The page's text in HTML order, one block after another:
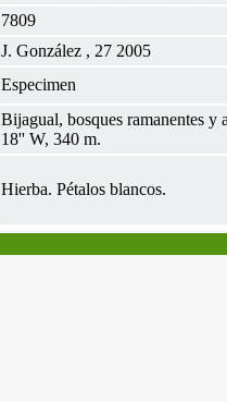
7809
J. González , 27 2005
Especimen
Bijagual, bosques ramanentes
18'' W, 340 m.
Hierba. Pétalos blancos.